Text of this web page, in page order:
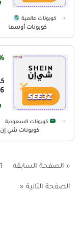
كوبونات عالمية
كوبونات أوسما
كوبونات السعودية
كوبونات شي إن
« الصفحة السابقة 1
الصفحة التالية «